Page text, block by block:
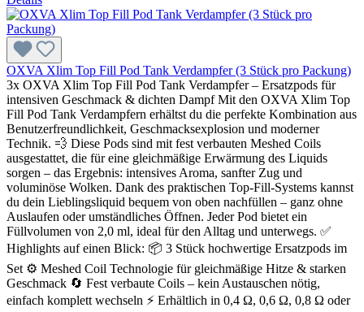
OXVA Xlim Top Fill Pod Tank Verdampfer (3 Stück pro Packung)
3x OXVA Xlim Top Fill Pod Tank Verdampfer – Ersatzpods für
intensiven Geschmack & dichten Dampf Mit den OXVA Xlim Top
Fill Pod Tank Verdampfern erhältst du die perfekte Kombination aus
Benutzerfreundlichkeit, Geschmacksexplosion und moderner
Technik. 💨 Diese Pods sind mit fest verbauten Meshed Coils
ausgestattet, die für eine gleichmäßige Erwärmung des Liquids
sorgen – das Ergebnis: intensives Aroma, sanfter Zug und
voluminöse Wolken. Dank des praktischen Top-Fill-Systems kannst
du dein Lieblingsliquid bequem von oben nachfüllen – ganz ohne
Auslaufen oder umständliches Öffnen. Jeder Pod bietet ein
Füllvolumen von 2,0 ml, ideal für den Alltag und unterwegs. ✅
Highlights auf einen Blick: 📦 3 Stück hochwertige Ersatzpods im
Set ⚙️ Meshed Coil Technologie für gleichmäßige Hitze & starken
Geschmack 🔄 Fest verbaute Coils – kein Austauschen nötig,
einfach komplett wechseln ⚡ Erhältlich in 0,4 Ω, 0,6 Ω, 0,8 Ω oder